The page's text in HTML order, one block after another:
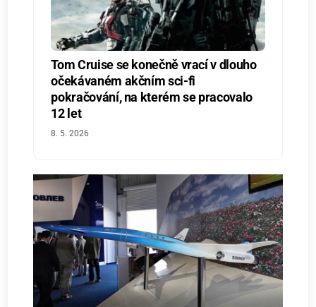
Tom Cruise se konečně vrací v dlouho
očekávaném akčním sci-fi
pokračování, na kterém se pracovalo
12 let
8. 5. 2026